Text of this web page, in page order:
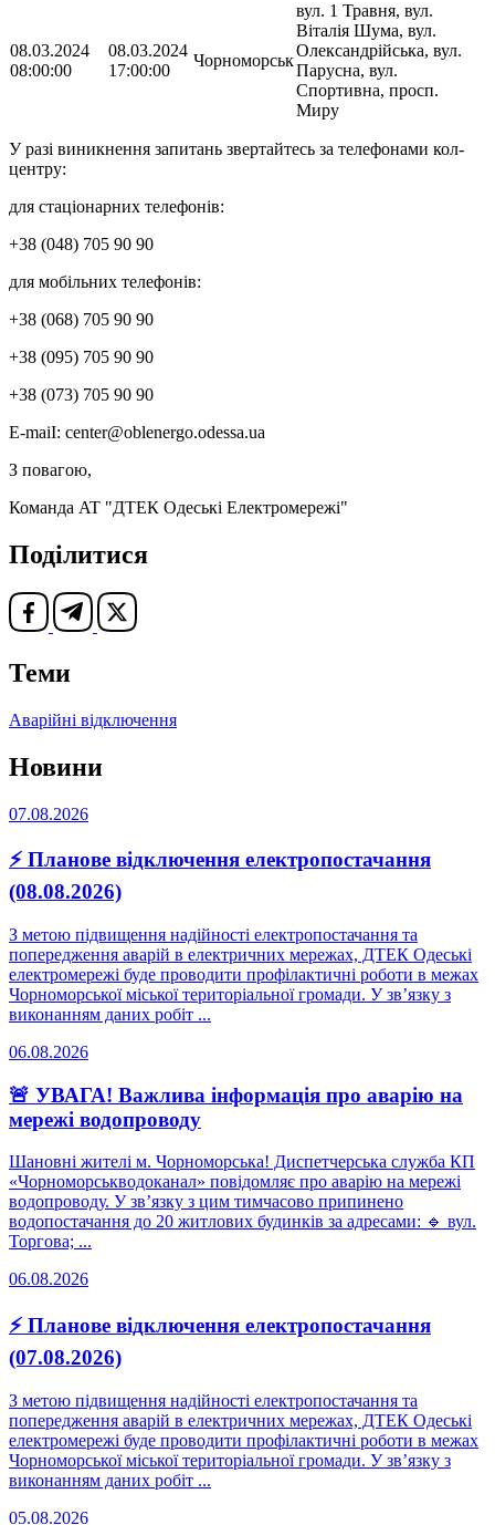
08.03.2024
08:00:00
08.03.2024
17:00:00
Чорноморськ
вул. 1 Травня, вул.
Віталія Шума, вул.
Олександрійська, вул.
Парусна, вул.
Спортивна, просп.
Миру
У разі виникнення запитань звертайтесь за телефонами кол-
центру:
для стаціонарних телефонів:
+38 (048) 705 90 90
для мобільних телефонів:
+38 (068) 705 90 90
+38 (095) 705 90 90
+38 (073) 705 90 90
Е-mаіІ: сеnter@oblenergo.odessa.ua
З повагою,
Команда AT "ДТЕК Одеські Електромережі"
Поділитися
Теми
Аварійні відключення
Новини
07.08.2026
⚡ Планове відключення електропостачання
(08.08.2026)
З метою підвищення надійності електропостачання та
попередження аварій в електричних мережах, ДТЕК Одеські
електромережі буде проводити профілактичні роботи в межах
Чорноморської міської територіальної громади. У зв’язку з
виконанням даних робіт ...
06.08.2026
🚨 УВАГА! Важлива інформація про аварію на
мережі водопроводу
Шановні жителі м. Чорноморська! Диспетчерська служба КП
«Чорноморськводоканал» повідомляє про аварію на мережі
водопроводу. У зв’язку з цим тимчасово припинено
водопостачання до 20 житлових будинків за адресами: 🔹 вул.
Торгова; ...
06.08.2026
⚡ Планове відключення електропостачання
(07.08.2026)
З метою підвищення надійності електропостачання та
попередження аварій в електричних мережах, ДТЕК Одеські
електромережі буде проводити профілактичні роботи в межах
Чорноморської міської територіальної громади. У зв’язку з
виконанням даних робіт ...
05.08.2026